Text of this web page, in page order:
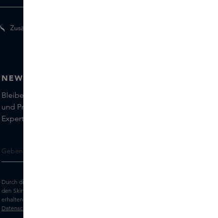
Zusätzliche Geschenke für Mitglieder
NEWSLETTER
Bleiben Sie auf dem Laufenden über die neuesten Marken
und Produkte und holen Sie sich Tipps von unseren Skins
Experts.
Durch die Eingabe Ihrer E-Mail-Adresse erklären Sie sich damit einverstanden,
den Skins-Newsletter und personalisierte Marketingnachrichten per E-Mail zu
erhalten. Sehen Sie sich unsere
Datenschutz